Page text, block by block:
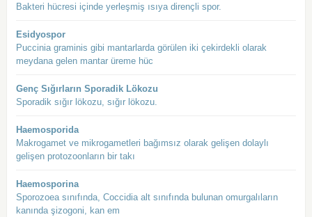
Bakteri hücresi içinde yerleşmiş ısıya dirençli spor.
Esidyospor
Puccinia graminis gibi mantarlarda görülen iki çekirdekli olarak
meydana gelen mantar üreme hüc
Genç Sığırların Sporadik Lökozu
Sporadik sığır lökozu, sığır lökozu.
Haemosporida
Makrogamet ve mikrogametleri bağımsız olarak gelişen dolaylı
gelişen protozoonların bir takı
Haemosporina
Sporozoea sınıfında, Coccidia alt sınıfında bulunan omurgalıların
kanında şizogoni, kan em